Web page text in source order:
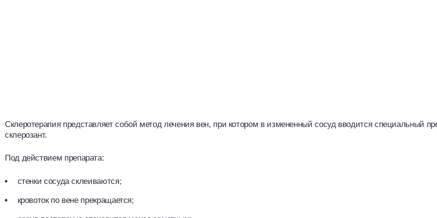
Склеротерапия представляет собой метод лечения вен, при котором в измененный сосуд вводится специальный
склерозант.
Под действием препарата:
стенки сосуда склеиваются;
кровоток по вене прекращается;